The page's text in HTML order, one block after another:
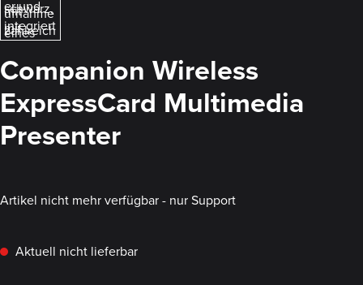
Companion Wireless
ExpressCard Multimedia
Presenter
Artikel nicht mehr verfügbar - nur Support
Aktuell nicht lieferbar